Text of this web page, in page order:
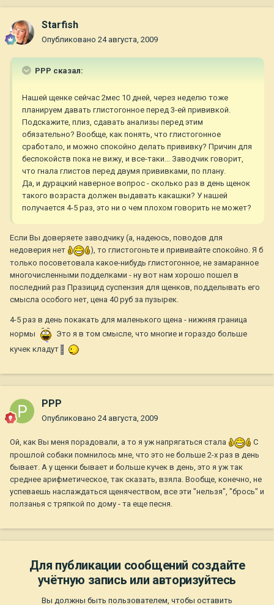
Starfish
Опубликовано 24 августа, 2009
РРР сказал:
Нашей щенке сейчас 2мес 10 дней, через неделю тоже
планируем давать глистогонное перед 3-ей прививкой.
Подскажите, плиз, сдавать анализы перед этим
обязательно? Вообще, как понять, что глистогонное
сработало, и можно спокойно делать прививку? Причин для
беспокойств пока не вижу, и все-таки... Заводчик говорит,
что гнала глистов перед двумя прививками, по плану.
Да, и дурацкий наверное вопрос - сколько раз в день щенок
такого возраста должен выдавать какашки? У нашей
получается 4-5 раз, это ни о чем плохом говорить не может?
Если Вы доверяете заводчику (а, надеюсь, поводов для
недоверия нет
), то глистогоньте и прививайте спокойно. Я б
только посоветовала какое-нибудь глистогонное, не замаранное
многочисленными подделками - ну вот нам хорошо пошел в
последний раз Празицид суспензия для щенков, подделывать его
смысла особого нет, цена 40 руб за пузырек.
4-5 раз в день покакать для маленького щена - нижняя граница
нормы
Это я в том смысле, что многие и гораздо больше
кучек кладут
РРР
Опубликовано 24 августа, 2009
Ой, как Вы меня порадовали, а то я уж напрягаться стала
С
прошлой собаки помнилось мне, что это не больше 2-х раз в день
бывает. А у щенки бывает и больше кучек в день, это я уж так
среднее арифметическое, так сказать, взяла. Вообще, конечно, не
успеваешь наслаждаться щенячеством, все эти "нельзя", "брось" и
ползанья с тряпкой по дому - та еще песня.
Для публикации сообщений создайте
учётную запись или авторизуйтесь
Вы должны быть пользователем, чтобы оставить